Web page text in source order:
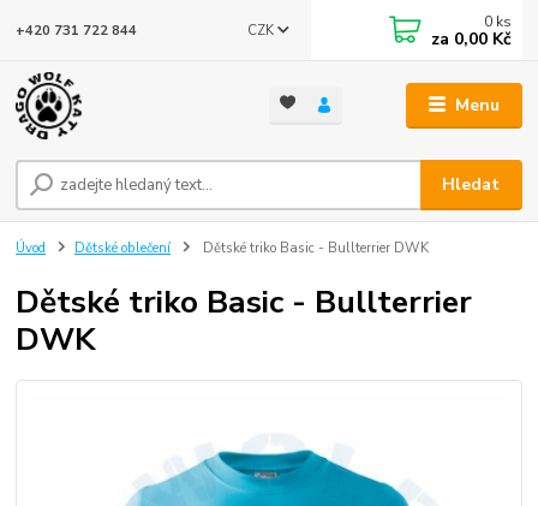
Menu
CZK
Hledat
+420 731 722 844 0 ks
za 0,00 Kč
Úvod Dětské oblečení Dětské triko Basic - Bullterrier DWK
Dětské triko Basic - Bullterrier
DWK